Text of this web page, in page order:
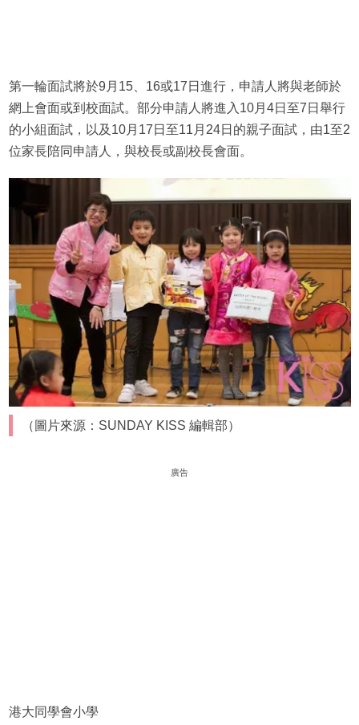
第一輪面試將於9月15、16或17日進行，申請人將與老師於
網上會面或到校面試。部分申請人將進入10月4日至7日舉行
的小組面試，以及10月17日至11月24日的親子面試，由1至2
位家長陪同申請人，與校長或副校長會面。
（圖片來源：SUNDAY KISS 編輯部）
廣告
港大同學會小學